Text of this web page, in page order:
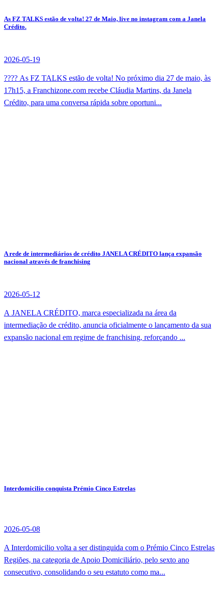
As FZ TALKS estão de volta! 27 de Maio, live no instagram com a Janela
Crédito.
2026-05-19
???? As FZ TALKS estão de volta! No próximo dia 27 de maio, às
17h15, a Franchizone.com recebe Cláudia Martins, da Janela
Crédito, para uma conversa rápida sobre oportuni...
A rede de intermediários de crédito JANELA CRÉDITO lança expansão
nacional através de franchising
2026-05-12
A JANELA CRÉDITO, marca especializada na área da
intermediação de crédito, anuncia oficialmente o lançamento da sua
expansão nacional em regime de franchising, reforçando ...
Interdomicilio conquista Prémio Cinco Estrelas
2026-05-08
A Interdomicilio volta a ser distinguida com o Prémio Cinco Estrelas
Regiões, na categoria de Apoio Domiciliário, pelo sexto ano
consecutivo, consolidando o seu estatuto como ma...